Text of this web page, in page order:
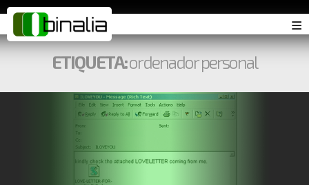
≡
ETIQUETA:ordenador personal